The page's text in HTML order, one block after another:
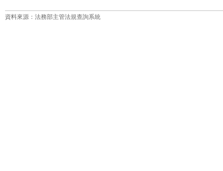
資料來源：法務部主管法規查詢系統